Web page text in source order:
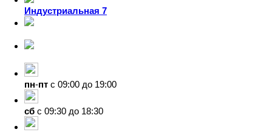
Индустриальная 7
пн-пт с 09:00 до 19:00
сб с 09:30 до 18:30